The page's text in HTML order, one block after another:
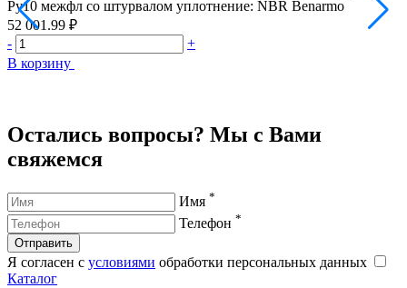
Ру10 межфл со штурвалом уплотнение: NBR Benarmo
52 001.99 ₽
-
+
В корзину
Остались вопросы? Мы с Вами
свяжемся
Имя *
Телефон *
Отправить
Я согласен с условиями обработки персональных данных
Каталог